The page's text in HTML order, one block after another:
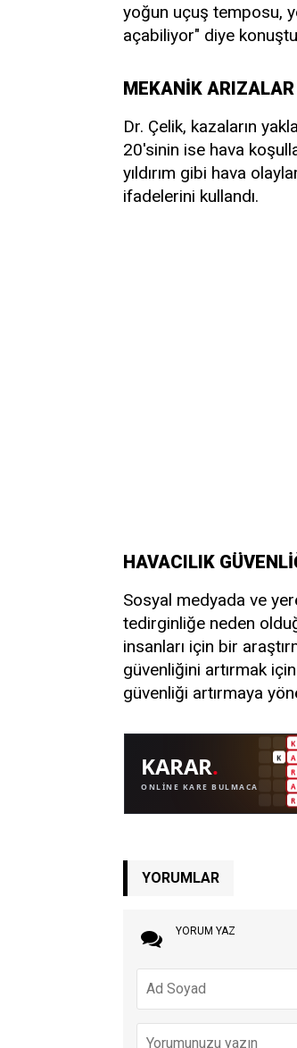
yoğun uçuş temposu,
açabiliyor" diye
MEKANİK
Dr. Çelik, kazaların
20'sinin ise hava
yıldırım gibi hava
ifadelerini kullandı.
HAVACILIK
Sosyal medyada ve
tedirginliğe neden
insanları için bir
güvenliğini artırmak
güvenliği artırmaya
YORUMLAR
YORUM YAZ